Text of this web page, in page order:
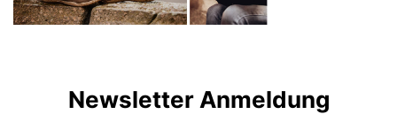
Newsletter Anmeldung